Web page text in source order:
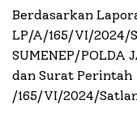
Berdasarkan
LP/A/165/VI/2024/
SUMENEP/POLDA
dan Surat
/165/VI/2024/